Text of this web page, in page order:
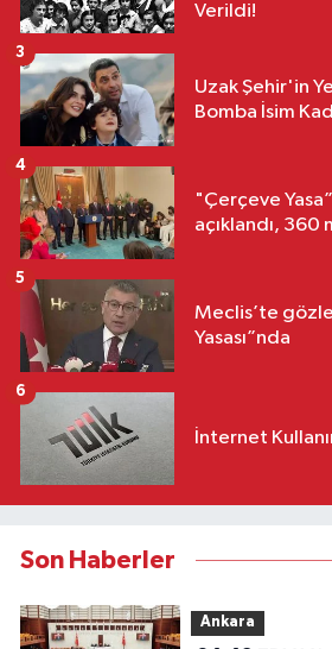
Verildi!
Uzak Şehir'in
Bomba İsim
3
"Çerçeve
açıklandı, 360
4
Meclis’te
Yasası”nda
5
İnternet
6
Son Haberler
Ankara